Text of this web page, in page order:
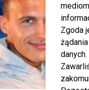
Zgoda
danych.